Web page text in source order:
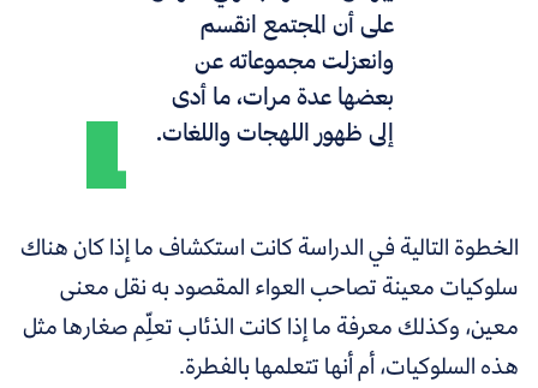
على أن المجتمع انقسم
وانعزلت مجموعاته عن
بعضها عدة مرات، ما أدى
إلى ظهور اللهجات واللغات.
الخطوة التالية في الدراسة كانت استكشاف ما إذا كان هناك
سلوكيات معينة تصاحب العواء المقصود به نقل معنى
معين، وكذلك معرفة ما إذا كانت الذئاب تعلِّم صغارها مثل
هذه السلوكيات، أم أنها تتعلمها بالفطرة.